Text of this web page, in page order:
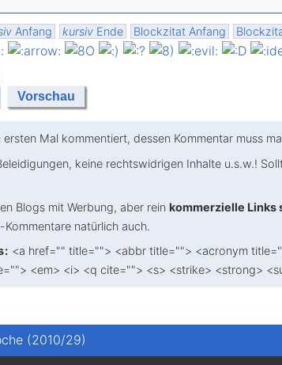
Anfang kursiv Ende Blockzitat Anfang
ersten Mal kommentiert, dessen Kommentar muss
keine rechtswidrigen Inhalte u.s.w.!
Blogs mit Werbung, aber rein kommerzielle Links
natürlich auch.
<a href="" title=""> <abbr title=""> <acronym
<em> <i> <q cite=""> <s> <strike> <strong>
(2010/29)